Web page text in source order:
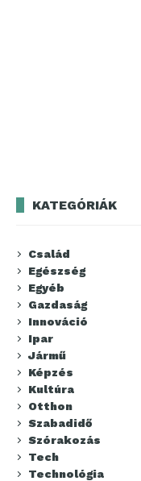
KATEGÓRIÁK
Család
Egészség
Egyéb
Gazdaság
Innováció
Ipar
Jármű
Képzés
Kultúra
Otthon
Szabadidő
Szórakozás
Tech
Technológia